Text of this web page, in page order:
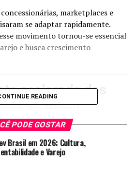
marketplaces e
se adaptar rapidamente.
movimento tornou-se essencial
e busca crescimento
acelerado dos
no Brasil
elétricos no Brasil apresentou
em 2025.
as vendas de veículos
220 mil unidades no ano.
READING
PODE GOSTAR
Brasil em 2026: Cultura,
e Varejo